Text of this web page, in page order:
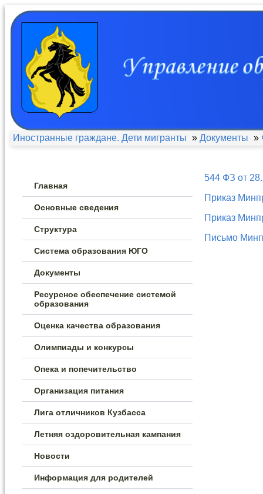
Иностранные граждане. Дети мигранты » Документы »
Главная
Основные сведения
Структура
Система образования ЮГО
Документы
Ресурсное обеспечение системой
образования
Оценка качества образования
Олимпиады и конкурсы
Опека и попечительство
Организация питания
Лига отличников Кузбасса
Летняя оздоровительная кампания
Новости
Информация для родителей
544 ФЗ от
Приказ
Приказ
Письмо